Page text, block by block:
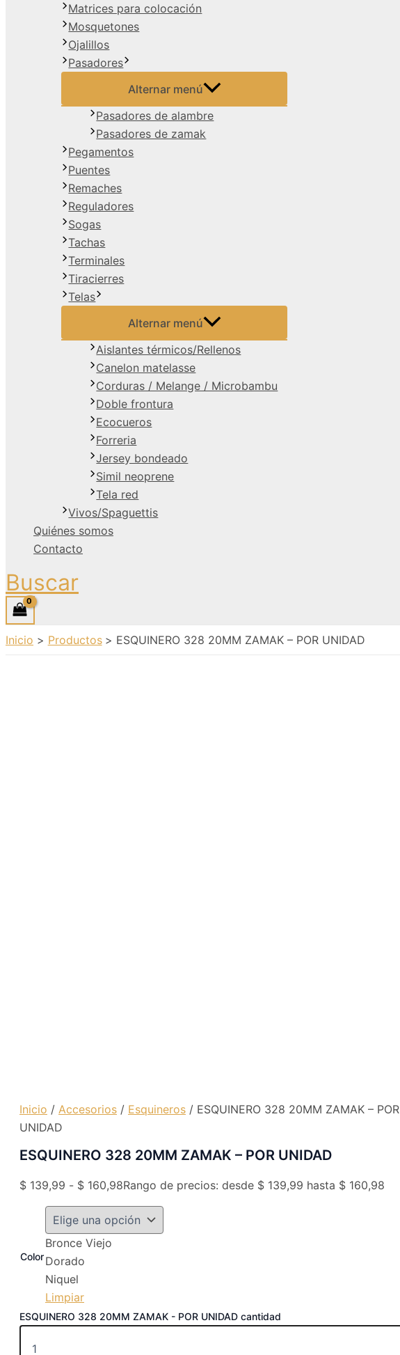
Matrices para colocación
Mosquetones
Ojalillos
Pasadores
Alternar menú
Pasadores de alambre
Pasadores de zamak
Pegamentos
Puentes
Remaches
Reguladores
Sogas
Tachas
Terminales
Tiracierres
Telas
Alternar menú
Aislantes térmicos/Rellenos
Canelon matelasse
Corduras / Melange / Microbambu
Doble frontura
Ecocueros
Forreria
Jersey bondeado
Simil neoprene
Tela red
Vivos/Spaguettis
Quiénes somos
Contacto
Buscar
Inicio Productos ESQUINERO 328 20MM ZAMAK – POR UNIDAD
Inicio / Accesorios / Esquineros / ESQUINERO 328 20MM ZAMAK – POR
UNIDAD
ESQUINERO 328 20MM ZAMAK – POR UNIDAD
$ 139,99 - $ 160,98Rango de precios: desde $ 139,99 hasta $ 160,98
Color
Bronce Viejo
Dorado
Niquel
Limpiar
ESQUINERO 328 20MM ZAMAK - POR UNIDAD cantidad